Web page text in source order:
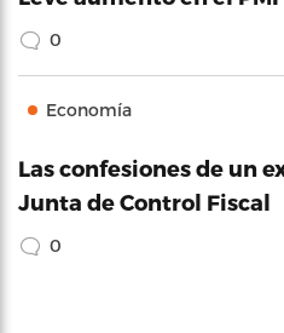
0
Economía
Las confesiones de un
Junta de Control Fiscal
0